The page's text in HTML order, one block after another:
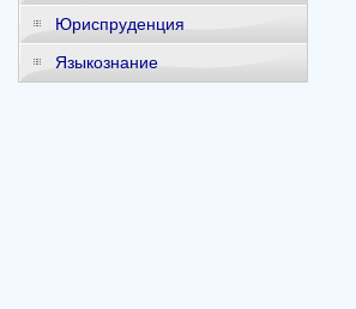
Юриспруденция
Языкознание